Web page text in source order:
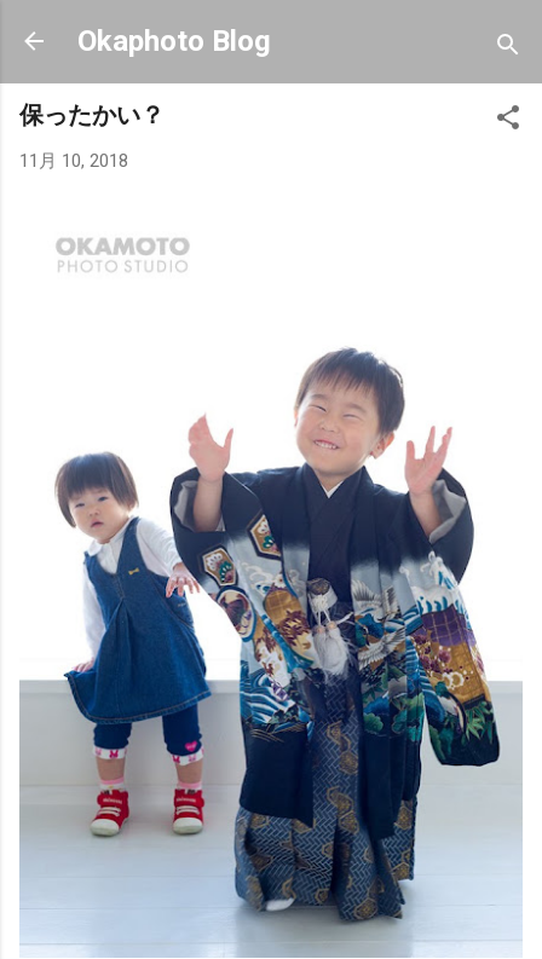
スキップしてメイン コンテンツに移動
Okaphoto Blog
保ったかい？
11月 10, 2018